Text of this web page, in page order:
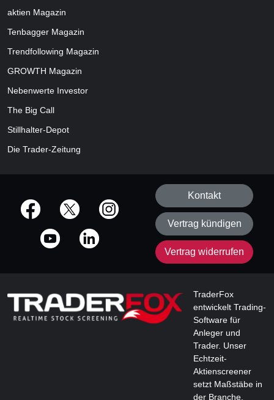
aktien Magazin
Tenbagger Magazin
Trendfollowing Magazin
GROWTH Magazin
Nebenwerte Investor
The Big Call
Stillhalter-Depot
Die Trader-Zeitung
offizielle Social Media-Accounts
Kontakt
Vertrag kündigen
Vertrag widerrufen
TraderFox
entwickelt Trading-
Software für
Anleger und
Trader. Unser
Echtzeit-
Aktienscreener
setzt Maßstäbe in
der Branche.